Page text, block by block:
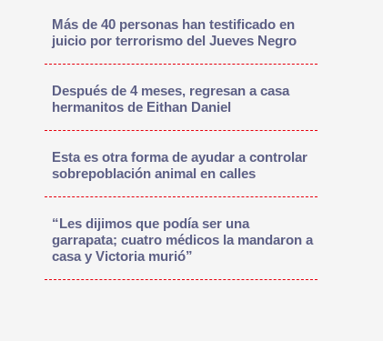
Más de 40 personas han testificado en
juicio por terrorismo del Jueves Negro
Después de 4 meses, regresan a casa
hermanitos de Eithan Daniel
Esta es otra forma de ayudar a controlar
sobrepoblación animal en calles
“Les dijimos que podía ser una
garrapata; cuatro médicos la mandaron a
casa y Victoria murió”